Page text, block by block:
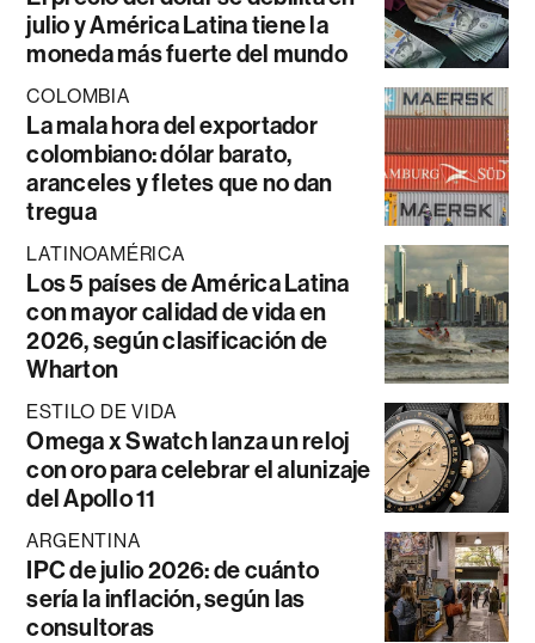
julio y América Latina tiene la
moneda más fuerte del mundo
COLOMBIA
La mala hora del exportador
colombiano: dólar barato,
aranceles y fletes que no dan
tregua
LATINOAMÉRICA
Los 5 países de América Latina
con mayor calidad de vida en
2026, según clasificación de
Wharton
ESTILO DE VIDA
Omega x Swatch lanza un reloj
con oro para celebrar el alunizaje
del Apollo 11
ARGENTINA
IPC de julio 2026: de cuánto
sería la inflación, según las
consultoras